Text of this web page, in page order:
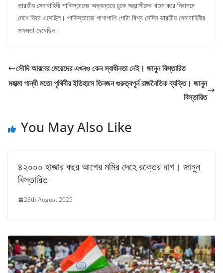
ভারতীয় সেনাবাহিনী পাকিস্তানের অভ্যন্তরে ঢুকে সন্ত্রাসীদের খতম করে নিরাপদে
দেশে ফিরে এসেছিল। পাকিস্তানের পাশাপাশি গোটা বিশ্ব সেদিন ভারতীয় সেনাবাহিনীর
সক্ষমতা দেখেছিল।
সৌদি আরবের মেয়েদের এখনও কেন স্বাধীনতা নেই। জানুন বিস্তারিত
মহাত্মা গান্ধী মতো পৃথিবীর ইতিহাসে তিনজন গুরুত্বপূর্ন রাজনৈতিক ব্যক্তি। জানুন
বিস্তারিত
You May Also Like
৪২০০০ হাজার বছর আগের মমির দেহে রক্তের দাগ। জানুন
বিস্তারিত
28th August 2025